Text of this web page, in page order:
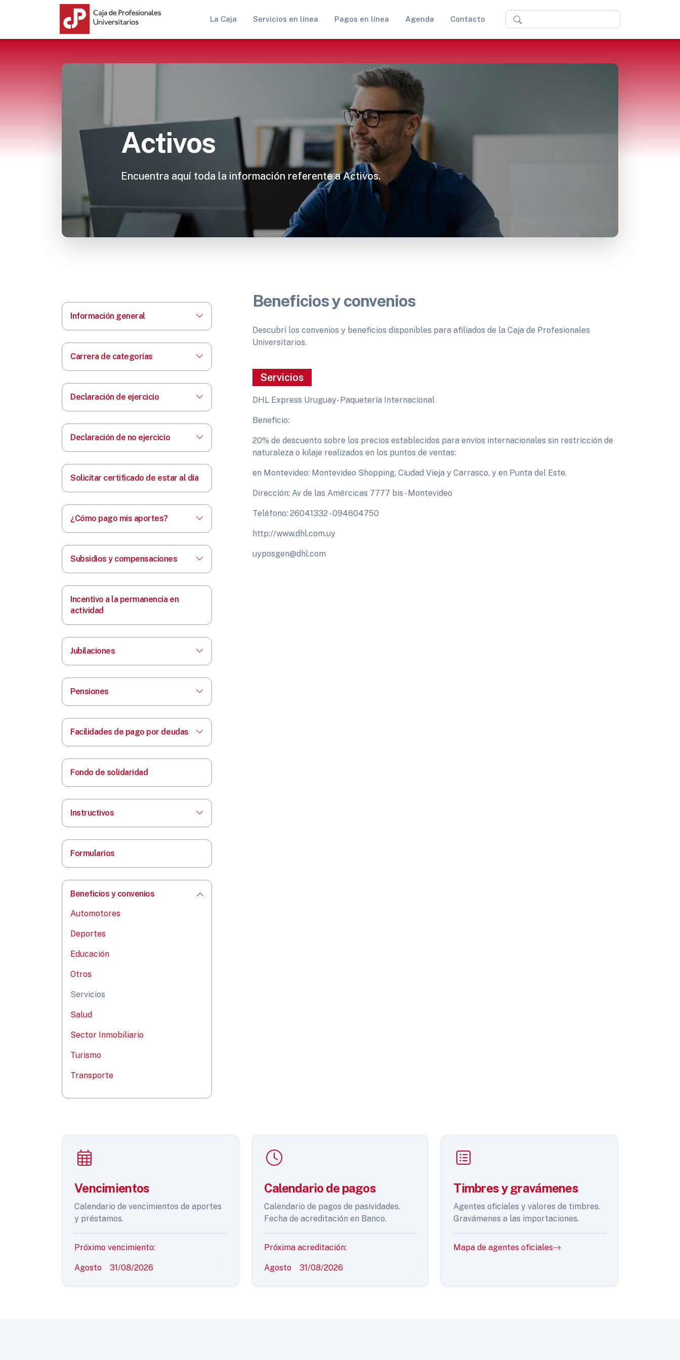
La Caja Servicios en línea Pagos en línea Agenda Contacto
Buscar
Activos
Encuentra aquí toda la información referente a Activos.
Información general
Carrera de categorías
Declaración de ejercicio
Declaración de no ejercicio
Solicitar certificado de estar al día
¿Cómo pago mis aportes?
Subsidios y compensaciones
Incentivo a la permanencia en
actividad
Jubilaciones
Pensiones
Facilidades de pago por deudas
Fondo de solidaridad
Instructivos
Formularios
Beneficios y convenios
Automotores
Deportes
Educación
Otros
Servicios
Salud
Sector Inmobiliario
Turismo
Transporte
Beneficios y convenios
Descubrí los convenios y beneficios disponibles para afiliados de la Caja de Profesionales
Universitarios.
Servicios
DHL Express Uruguay- Paquetería Internacional
Beneficio:
20% de descuento sobre los precios establecidos para envíos internacionales sin restricción de
naturaleza o kilaje realizados en los puntos de ventas:
en Montevideo: Montevideo Shopping, Ciudad Vieja y Carrasco, y en Punta del Este.
Dirección: Av de las Amércicas 7777 bis - Montevideo
Teléfono: 26041332 - 094604750
http://www.dhl.com.uy
uyposgen@dhl.com
Vencimientos
Calendario de vencimientos de aportes
y préstamos.
Próximo vencimiento:
Agosto 31/08/2026
Calendario de pagos
Calendario de pagos de pasividades.
Fecha de acreditación en Banco.
Próxima acreditación:
Agosto 31/08/2026
Timbres y gravámenes
Agentes oficiales y valores de timbres.
Gravámenes a las importaciones.
Mapa de agentes oficiales